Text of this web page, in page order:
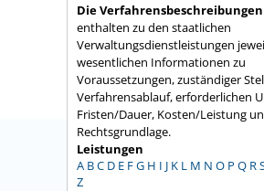
Die Verfahrensbeschreibungen
enthalten zu den staatlichen
Verwaltungsdienstleistungen
wesentlichen Informationen zu
Voraussetzungen, zuständiger
Verfahrensablauf, erforderlichen
Fristen/Dauer, Kosten/Leistung
Rechtsgrundlage.
Leistungen
A BC D E FG H I J K L M N O P Q R
Z